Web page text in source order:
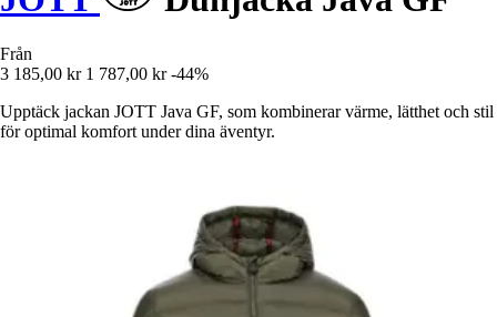
Från
3 185,00 kr 1 787,00 kr -44%
Upptäck jackan JOTT Java GF, som kombinerar värme, lätthet och stil
för optimal komfort under dina äventyr.